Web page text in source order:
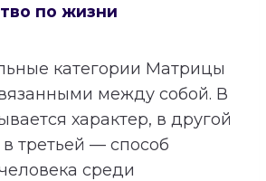
по жизни
категории Матрицы
между собой. В
характер, в другой
третьей — способ
среди